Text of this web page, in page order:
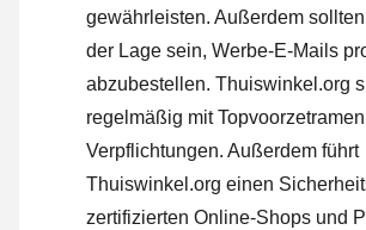
gewährleisten. Außerdem
der Lage sein, Werbe-E-Mails
abzubestellen. Thuiswinkel.org
regelmäßig mit
Verpflichtungen. Außerdem führt
Thuiswinkel.org einen
zertifizierten Online-Shops und